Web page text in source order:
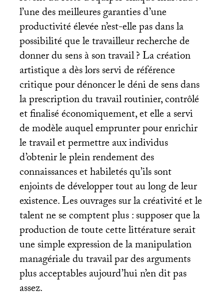
l’une des meilleures garanties d’une
productivité élevée n’est-elle pas dans la
possibilité que le travailleur recherche de
donner du sens à son travail? La création
artistique a dès lors servi de référence
critique pour dénoncer le déni de sens dans
la prescription du travail routinier, contrôlé
et finalisé économiquement, et elle a servi
de modèle auquel emprunter pour enrichir
le travail et permettre aux individus
d’obtenir le plein rendement des
connaissances et habiletés qu’ils sont
enjoints de développer tout au long de leur
existence. Les ouvrages sur la créativité et le
talent ne se comptent plus : supposer que la
production de toute cette littérature serait
une simple expression de la manipulation
managériale du travail par des arguments
plus acceptables aujourd’hui n’en dit pas
assez.